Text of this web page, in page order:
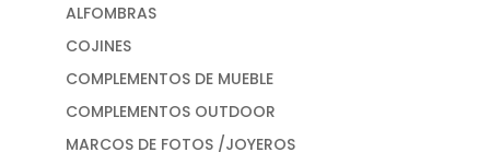
ALFOMBRAS
COJINES
COMPLEMENTOS DE MUEBLE
COMPLEMENTOS OUTDOOR
MARCOS DE FOTOS /JOYEROS